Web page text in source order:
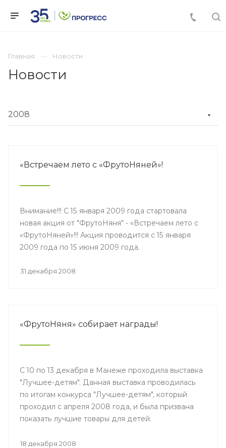
Главная Новости
Новости
«Встречаем лето с «ФрутоНяней»!
Внимание!!! С 15 января 2009 года стартовала
новая акция от "ФрутоНяня" - «Встречаем лето с
«ФрутоНяней»!!! Акция проводится с 15 января
2009 года по 15 июня 2009 года.
31 декабря 2008
«ФрутоНяня» собирает награды!
С 10 по 13 декабря в Манеже проходила выставка
"Лучшее-детям". Данная выставка проводилась
по итогам конкурса "Лучшее-детям", который
проходил с апреля 2008 года, и была призвана
показать лучшие товары для детей.
18 декабря 2008